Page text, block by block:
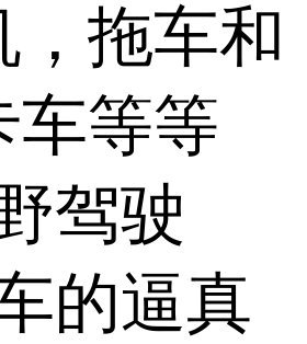
，拖车和
车等等
驾驶
的逼真